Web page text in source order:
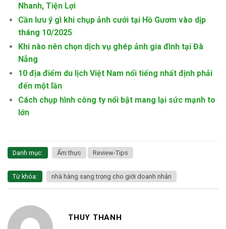
Nhanh, Tiện Lợi
Cần lưu ý gì khi chụp ảnh cưới tại Hồ Gươm vào dịp
tháng 10/2025
Khi nào nên chọn dịch vụ ghép ảnh gia đình tại Đà
Nẵng
10 địa điểm du lịch Việt Nam nổi tiếng nhất định phải
đến một lần
Cách chụp hình công ty nổi bật mang lại sức mạnh to
lớn
Danh mục: Ẩm thực Review-Tips
Từ khóa: nhà hàng sang trọng cho giới doanh nhân
THUY THANH